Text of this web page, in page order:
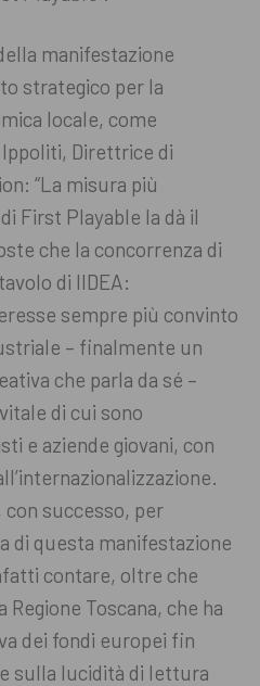
manifestazione
strategico per la
locale, come
Direttrice di
“La misura più
First Playable la dà il
che la concorrenza di
di IIDEA:
sempre più convinto
– finalmente un
che parla da sé –
di cui sono
e aziende giovani, con
con successo, per
di questa manifestazione
contare, oltre che
Toscana, che ha
dei fondi europei fin
sulla lucidità di lettura